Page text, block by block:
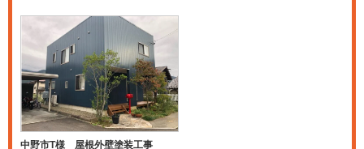
中野市T様 屋根外壁塗装工事